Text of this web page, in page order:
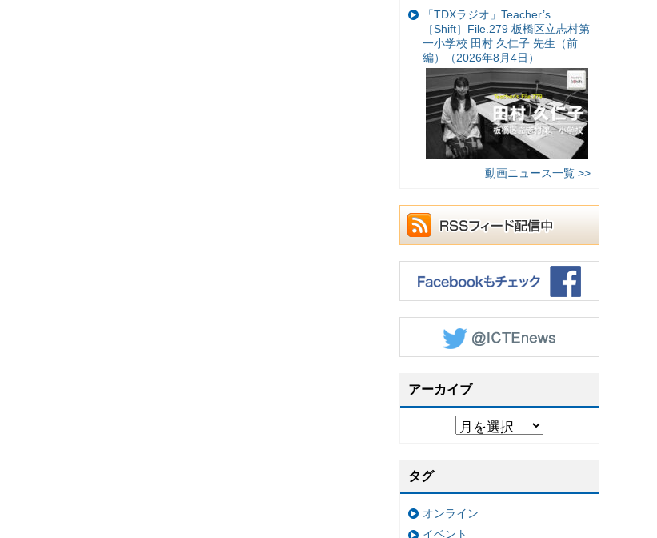
「TDXラジオ」Teacher’s
［Shift］File.279 板橋区立志村第
一小学校 田村 久仁子 先生（前
編）（2026年8月4日）
動画ニュース一覧 >>
アーカイブ
タグ
オンライン
イベント